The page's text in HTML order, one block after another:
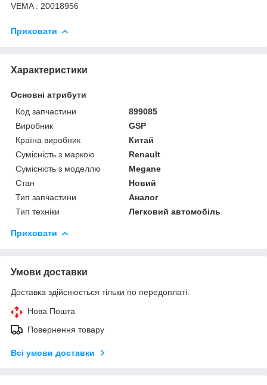
VEMA : 20018956
Приховати
Характеристики
Основні атрибути
Код запчастини
899085
Виробник
GSP
Країна виробник
Китай
Сумісність з маркою
Renault
Сумісність з моделлю
Megane
Стан
Новий
Тип запчастини
Аналог
Тип техніки
Легковий автомобіль
Приховати
Умови доставки
Доставка здійснюється тільки по передоплаті.
Нова Пошта
Повернення товару
Всі умови доставки